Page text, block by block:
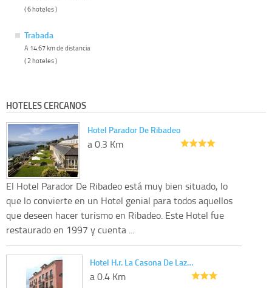
( 6 hoteles )
Trabada
A 14.67 km de distancia
( 2 hoteles )
HOTELES CERCANOS
Hotel Parador De Ribadeo
a 0.3 Km
El Hotel Parador De Ribadeo está muy bien situado, lo
que lo convierte en un Hotel genial para todos aquellos
que deseen hacer turismo en Ribadeo. Este Hotel fue
restaurado en 1997 y cuenta ...
Hotel H.r. La Casona De Laz…
a 0.4 Km